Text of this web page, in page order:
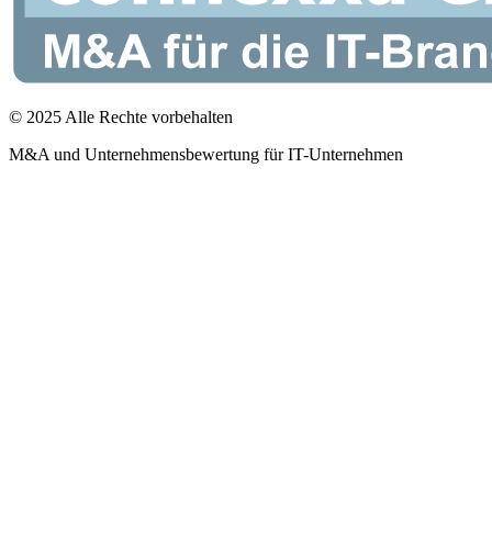
© 2025 Alle Rechte vorbehalten
M&A und Unternehmensbewertung für IT-Unternehmen